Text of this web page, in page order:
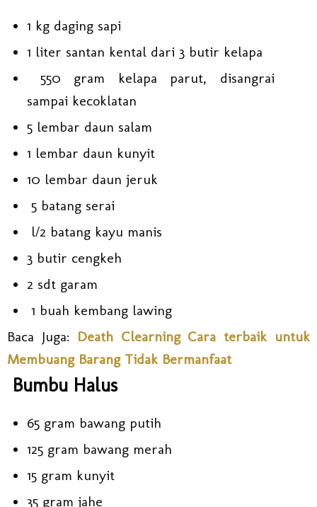
1 kg daging sapi
1 liter santan kental dari 3 butir kelapa
550 gram kelapa parut, disangrai
sampai kecoklatan
5 lembar daun salam
1 lembar daun kunyit
10 lembar daun jeruk
5 batang serai
l/2 batang kayu manis
3 butir cengkeh
2 sdt garam
1 buah kembang lawing
Baca Juga: Death Clearning Cara terbaik untuk
Membuang Barang Tidak Bermanfaat
Bumbu Halus
65 gram bawang putih
125 gram bawang merah
15 gram kunyit
35 gram jahe